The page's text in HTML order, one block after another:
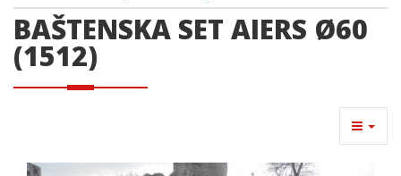
BAŠTENSKA SET AIERS Ø60
(1512)